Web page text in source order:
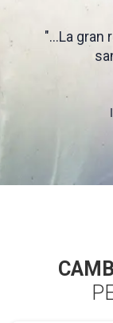
"...La